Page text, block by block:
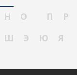
Н
О П Р
Ш
Э Ю Я